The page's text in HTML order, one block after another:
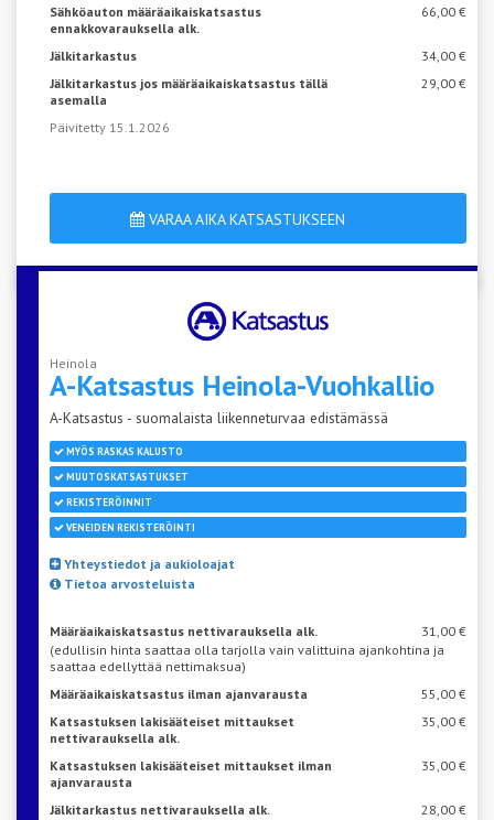
Sähköauton määräaikaiskatsastus
ennakkovarauksella alk.
66,00 €
Jälkitarkastus
34,00 €
Jälkitarkastus jos määräaikaiskatsastus tällä
asemalla
29,00 €
Päivitetty 15.1.2026
VARAA AIKA KATSASTUKSEEN
Heinola
A-Katsastus Heinola-Vuohkallio
A-Katsastus - suomalaista liikenneturvaa edistämässä
MYÖS RASKAS KALUSTO
MUUTOSKATSASTUKSET
REKISTERÖINNIT
VENEIDEN REKISTERÖINTI
Yhteystiedot ja aukioloajat
Tietoa arvosteluista
Määräaikaiskatsastus nettivarauksella alk.
31,00 €
(edullisin hinta saattaa olla tarjolla vain valittuina ajankohtina ja
saattaa edellyttää nettimaksua)
Määräaikaiskatsastus ilman ajanvarausta
55,00 €
Katsastuksen lakisääteiset mittaukset
nettivarauksella alk.
35,00 €
Katsastuksen lakisääteiset mittaukset ilman
ajanvarausta
35,00 €
Jälkitarkastus nettivarauksella alk.
28,00 €